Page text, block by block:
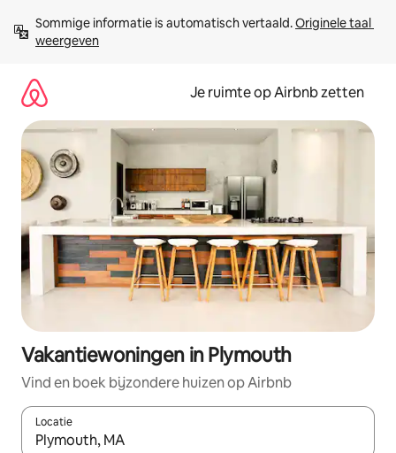
direct
naar
Sommige informatie is automatisch vertaald. Originele taal
weergeven
Je ruimte op Airbnb zetten
Vakantiewoningen in Plymouth
Vind en boek bijzondere huizen op Airbnb
Locatie
Wanneer er suggesties beschikbaar zijn, maak je een keuze